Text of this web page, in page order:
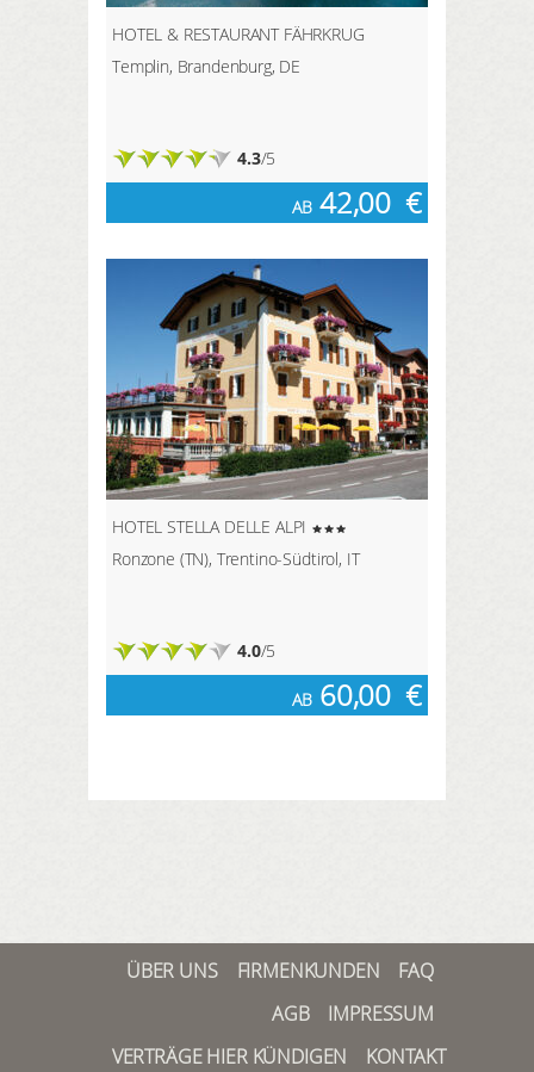
HOTEL & RESTAURANT FÄHRKRUG
Templin, Brandenburg, DE
4.3/5
AB 42,00 €
HOTEL STELLA DELLE ALPI
Ronzone (TN), Trentino-Südtirol, IT
4.0/5
AB 60,00 €
ÜBER UNS FIRMENKUNDEN
FAQ
AGB
IMPRESSUM
VERTRÄGE HIER KÜNDIGEN
KONTAKT